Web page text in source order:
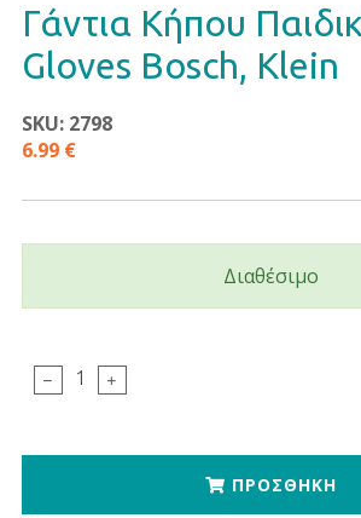
Γάντια Κήπου
Gloves Bosch, Klein
SKU: 2798
6.99 €
Διαθέσιμο
1
ΠΡΟΣΘΗΚΗ